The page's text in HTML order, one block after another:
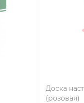
Доска
(розовая)